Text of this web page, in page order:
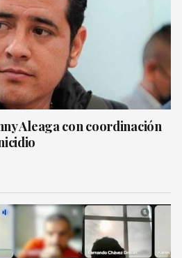
Aleaga con coordinación